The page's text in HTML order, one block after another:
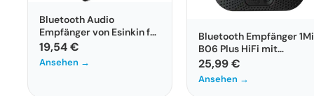
Bluetooth Audio
Empfänger von Esinkin für
kabelloses Streaming
19,54 €
Ansehen →
Bluetooth Empfänger
B06 Plus HiFi mit
Bluetooth 5.1
25,99 €
Ansehen →